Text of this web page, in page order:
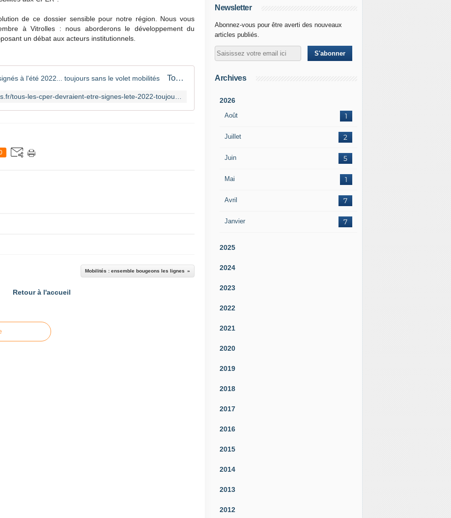
de ce dossier sensible pour notre région. Nous vous
à Vitrolles : nous aborderons le développement du
un débat aux acteurs institutionnels.
Tous les CPER devraient être signés à l'été 2022... toujours sans le volet mobilités
Mobilités : ensemble bougeons les lignes
Retour à l'accueil
Newsletter
Abonnez-vous pour être averti des nouveaux
articles publiés.
Archives
2026
Août 1
Juillet 2
Juin 5
Mai 1
Avril 7
Janvier 7
2025
2024
2023
2022
2021
2020
2019
2018
2017
2016
2015
2014
2013
2012